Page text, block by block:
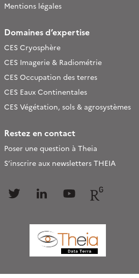
Mentions légales
Domaines d’expertise
CES Cryosphère
CES Imagerie & Radiométrie
CES Occupation des terres
CES Eaux Continentales
CES Végétation, sols & agrosystèmes
Restez en contact
Poser une question à Theia
S’inscrire aux newsletters THEIA
Follow Follow